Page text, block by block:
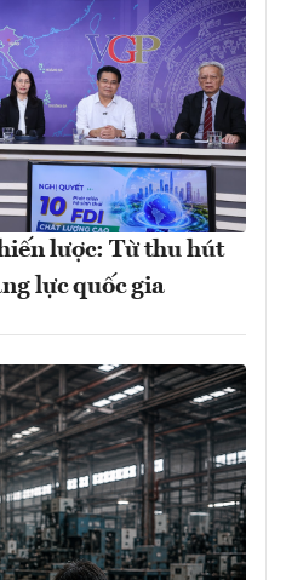
lược: Từ thu hút
lực quốc gia